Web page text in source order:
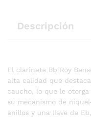
Descripción
El clarinete Bb Roy
alta calidad que
caucho, lo que le
su mecanismo de
anillos y una llave de